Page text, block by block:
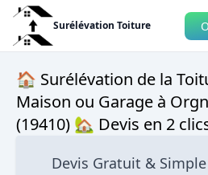
Surélévation Toiture
🏠 Surélévation de la
Maison ou Garage à
(19410) 🏡 Devis en 2
Devis Gratuit &